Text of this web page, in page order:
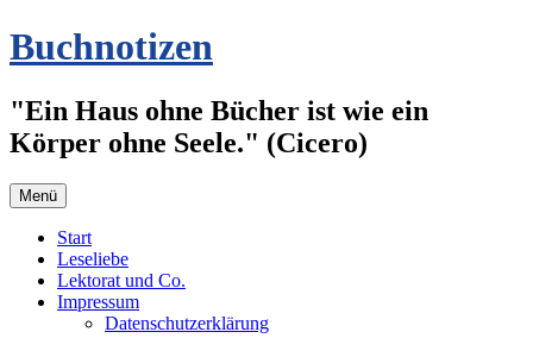
Zum
Inhalt
Buchnotizen
"Ein Haus ohne Bücher ist wie ein
Körper ohne Seele." (Cicero)
Menü
Start
Leseliebe
Lektorat und Co.
Impressum
Datenschutzerklärung